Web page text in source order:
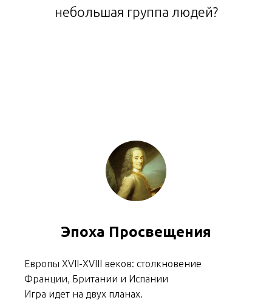
небольшая группа людей?
Эпоха Просвещения
Европы XVII-XVIII веков: столкновение
Франции, Британии и Испании
Игра идет на двух планах.